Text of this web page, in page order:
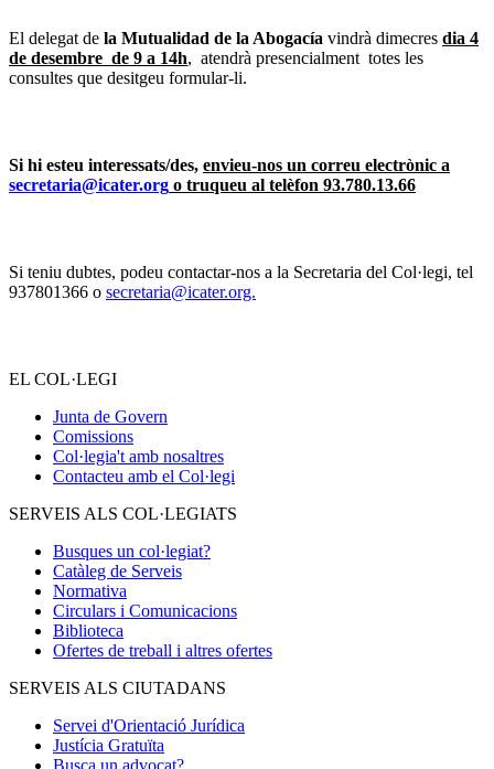
El delegat de la Mutualidad de la Abogacía vindrà dimecres dia 4
de desembre de 9 a 14h, atendrà presencialment totes les
consultes que desitgeu formular-li.
Si hi esteu interessats/des, envieu-nos un correu electrònic a
secretaria@icater.org o truqueu al telèfon 93.780.13.66
Si teniu dubtes, podeu contactar-nos a la Secretaria del Col·legi, tel
937801366 o secretaria@icater.org.
EL COL·LEGI
Junta de Govern
Comissions
Col·legia't amb nosaltres
Contacteu amb el Col·legi
SERVEIS ALS COL·LEGIATS
Busques un col·legiat?
Catàleg de Serveis
Normativa
Circulars i Comunicacions
Biblioteca
Ofertes de treball i altres ofertes
SERVEIS ALS CIUTADANS
Servei d'Orientació Jurídica
Justícia Gratuïta
Busca un advocat?